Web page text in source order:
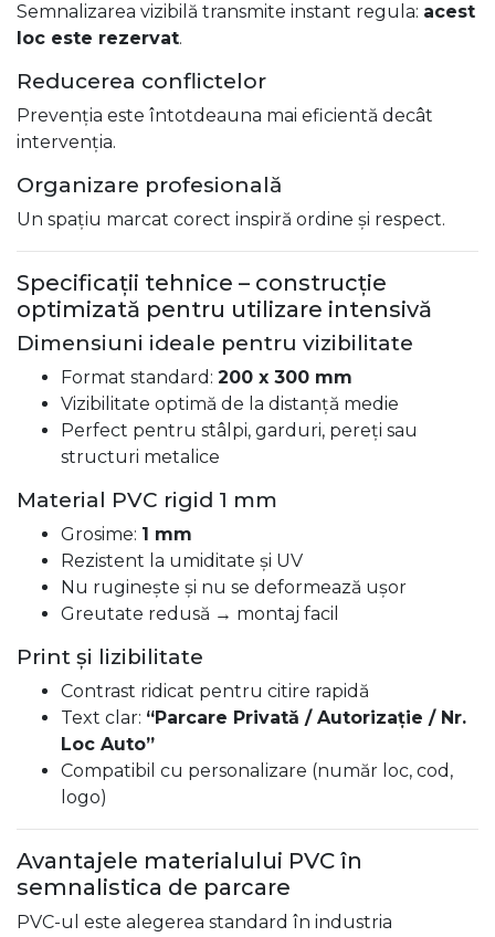
Semnalizarea vizibilă transmite instant regula: acest
loc este rezervat.
Reducerea conflictelor
Prevenția este întotdeauna mai eficientă decât
intervenția.
Organizare profesională
Un spațiu marcat corect inspiră ordine și respect.
Specificații tehnice – construcție
optimizată pentru utilizare intensivă
Dimensiuni ideale pentru vizibilitate
Format standard: 200 x 300 mm
Vizibilitate optimă de la distanță medie
Perfect pentru stâlpi, garduri, pereți sau
structuri metalice
Material PVC rigid 1 mm
Grosime: 1 mm
Rezistent la umiditate și UV
Nu ruginește și nu se deformează ușor
Greutate redusă → montaj facil
Print și lizibilitate
Contrast ridicat pentru citire rapidă
Text clar: “Parcare Privată / Autorizație / Nr.
Loc Auto”
Compatibil cu personalizare (număr loc, cod,
logo)
Avantajele materialului PVC în
semnalistica de parcare
PVC-ul este alegerea standard în industria